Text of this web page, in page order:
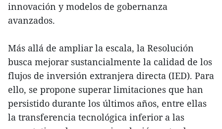
innovación y modelos de gobernanza
avanzados.
Más allá de ampliar la escala, la Resolución
busca mejorar sustancialmente la calidad de los
flujos de inversión extranjera directa (IED). Para
ello, se propone superar limitaciones que han
persistido durante los últimos años, entre ellas
la transferencia tecnológica inferior a las